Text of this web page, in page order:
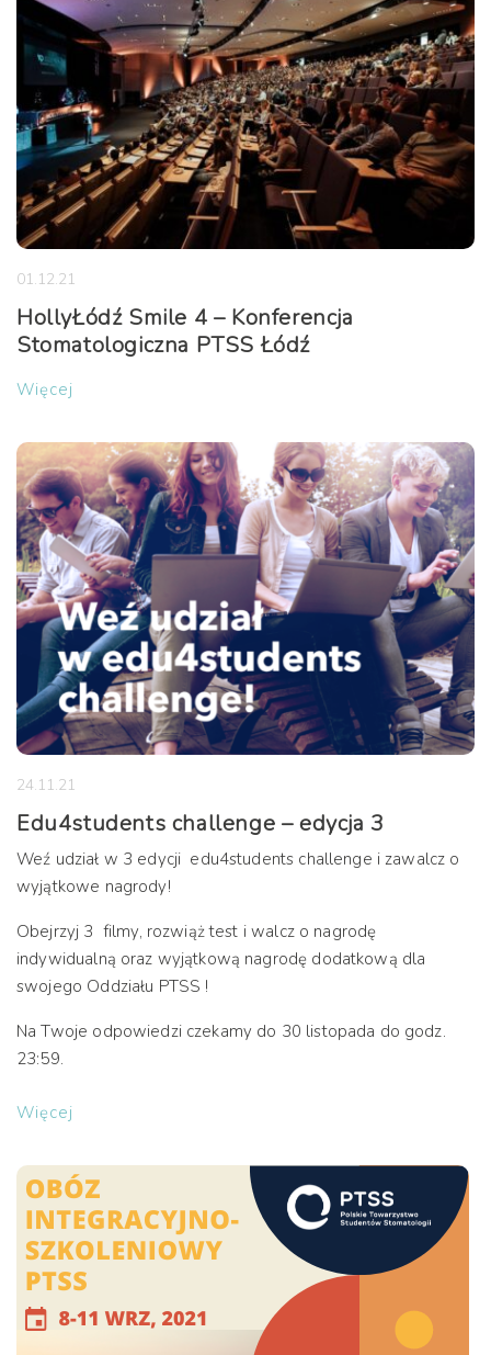
01.12.21
HollyŁódź Smile 4 – Konferencja
Stomatologiczna PTSS Łódź
Więcej
24.11.21
Edu4students challenge – edycja 3
Weź udział w 3 edycji edu4students challenge i zawalcz o
wyjątkowe nagrody!
Obejrzyj 3 filmy, rozwiąż test i walcz o nagrodę
indywidualną oraz wyjątkową nagrodę dodatkową dla
swojego Oddziału PTSS !
Na Twoje odpowiedzi czekamy do 30 listopada do godz.
23:59.
Więcej